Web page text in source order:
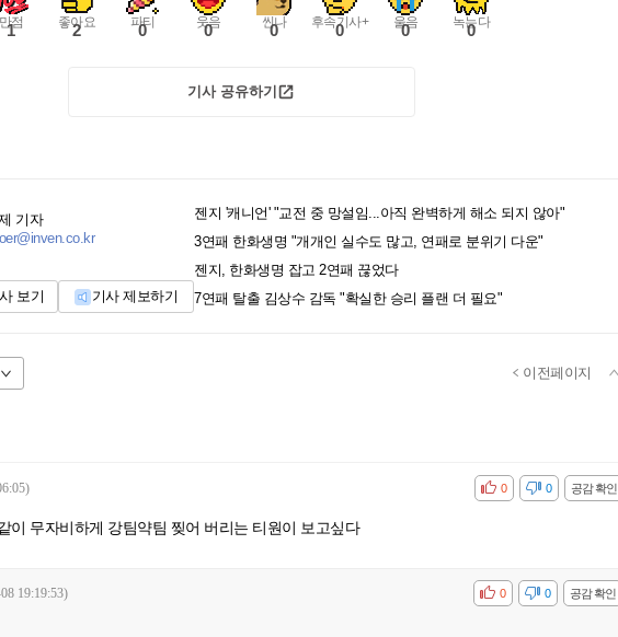
만점
1 좋아요
2 파티
0 웃음
0 씬나
0 후속기사+
0 울음
0 녹는다
0
기사 공유하기
기자
보기 기사 제보하기
젠지 '캐니언' "교전 중 망설임...아직 완벽하게 해소 되지 않아"
3연패 한화생명 "개개인 실수도 많고, 연패로 분위기 다운"
젠지, 한화생명 잡고 2연패 끊었다
7연패 탈출 김상수 감독 "확실한 승리 플랜 더 필요"
이전페이지
공감 확인
비공감 0
0
이 무자비하게 강팀약팀 찢어 버리는 티원이 보고싶다
19:19:53) 공감 확인
비공감 0
0